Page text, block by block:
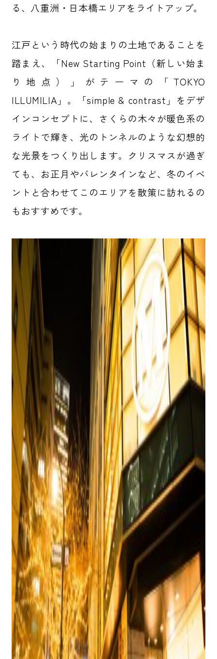
る、八重洲・日本橋エリアをライトアップ。
江戸という時代の始まりの土地であることを
踏まえ、「New Starting Point（新しい始ま
り地点）」がテーマの「TOKYO
ILLUMILIA」。「simple & contrast」をデザ
インコンセプトに、さくらの木々が暖色系の
ライトで輝き、光のトンネルのような幻想的
な光景をつくり出します。クリスマスが過ぎ
ても、お正月やバレンタインなど、冬のイベ
ントと合わせてこのエリアを散策に訪れるの
もおすすめです。